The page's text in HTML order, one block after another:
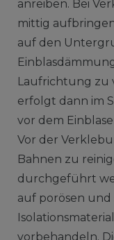
anreiben. Bei
mittig
auf den
Laufrichtung zu
erfolgt dann im
vor dem
Vor der
Bahnen zu
durchgeführt
auf porösen
vorbehandeln.